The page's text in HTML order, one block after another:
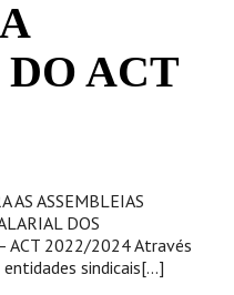
ACT
AS ASSEMBLEIAS
DOS
ACT 2022/2024 Através
sindicais[...]